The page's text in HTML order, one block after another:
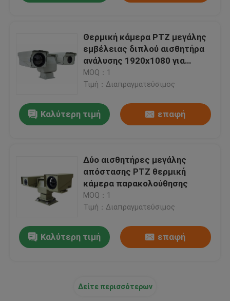
Θερμική κάμερα PTZ μεγάλης
εμβέλειας διπλού αισθητήρα
ανάλυσης 1920x1080 για
παρακολούθηση ασφαλείας
MOQ：1
Τιμή：Διαπραγματεύσιμος
Καλύτερη τιμή επαφή
Δύο αισθητήρες μεγάλης
απόστασης PTZ θερμική
κάμερα παρακολούθησης
MOQ：1
Τιμή：Διαπραγματεύσιμος
Καλύτερη τιμή επαφή
Δείτε περισσότερων